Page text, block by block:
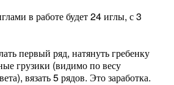
в работе будет 24 иглы, с 3
первый ряд, натянуть гребенку
грузики (видимо по весу
вязать 5 рядов. Это заработка.